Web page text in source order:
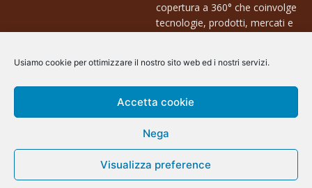
Usiamo cookie per ottimizzare il nostro sito web ed i nostri servizi.
Accetta cookie
Nega
Visualizza preference
copertura a 360° che coinvolge
tecnologie, prodotti, mercati e
Contatti:
info@arscommunication.it
@ArsCommunication 2023